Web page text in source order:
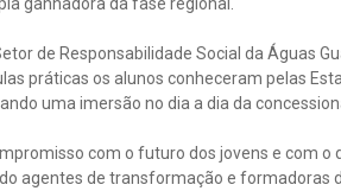
de Responsabilidade Social da Águas
práticas os alunos conheceram pelas
uma imersão no dia a dia da
com o futuro dos jovens e com o
agentes de transformação e formadoras